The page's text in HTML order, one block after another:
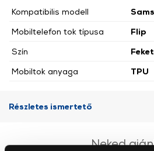
Kompatibilis modell
Mobiltelefon tok típusa
Flip
Szín
Mobiltok anyaga
TPU
Részletes ismertető
Neked